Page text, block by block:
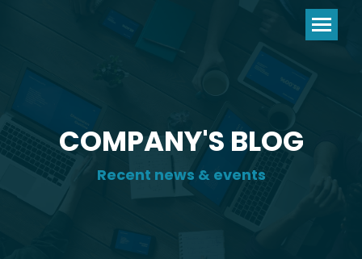
COMPANY'S BLOG
Recent news & events